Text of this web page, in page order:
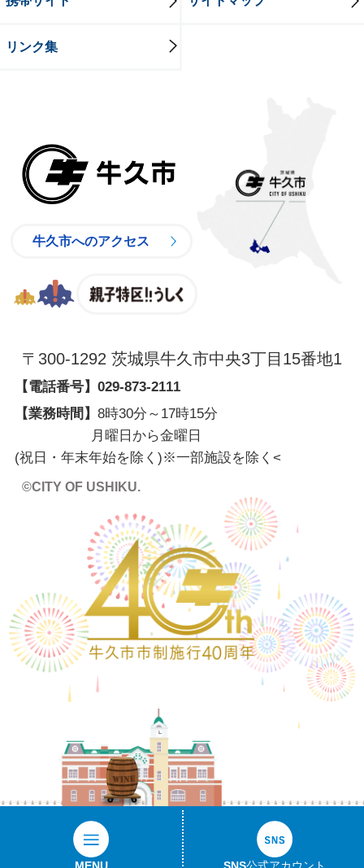
リンク集
牛久市へのアクセス
〒300-1292 茨城県牛久市中央3丁目15番地1
【電話番号】 029-873-2111
【業務時間】 8時30分～17時15分
月曜日から金曜日
(祝日・年末年始を除く)※一部施設を除く <
©CITY OF USHIKU.
ワイン樽